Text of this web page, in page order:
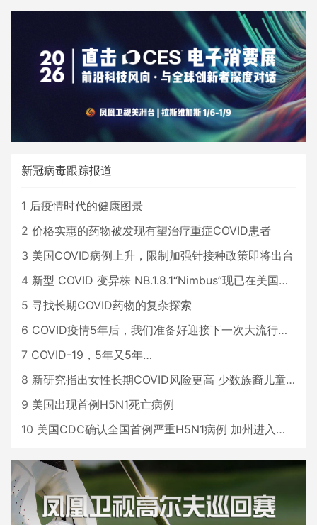
新冠病毒跟踪报道
1 后疫情时代的健康图景
2 价格实惠的药物被发现有望治疗重症COVID患者
3 美国COVID病例上升，限制加强针接种政策即将出台
4 新型 COVID 变异株 NB.1.8.1“Nimbus”现已在美国占据主导地位
5 寻找长期COVID药物的复杂探索
6 COVID疫情5年后，我们准备好迎接下一次大流行了吗？
7 COVID-19，5年又5年…
8 新研究指出女性长期COVID风险更高 少数族裔儿童存在差异
9 美国出现首例H5N1死亡病例
10 美国CDC确认全国首例严重H5N1病例 加州进入紧急状态